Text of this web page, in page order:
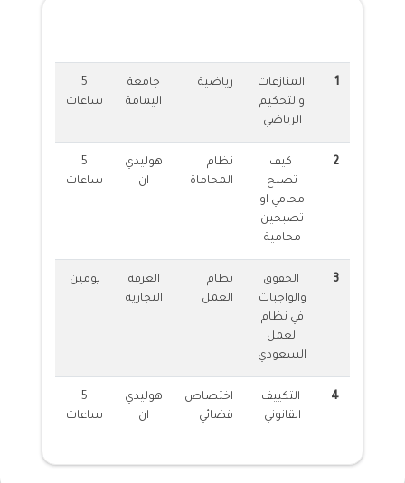
المنازعات
والتحكيم
الرياضي
رياضية
جامعة
اليمامة
ساعات
كيف
تصبح
محامي او
تصبحين
محامية
نظام
المحاماة
هوليدي
ساعات
الحقوق
والواجبات
في نظام
العمل
السعودي
نظام
العمل
الغرفة
التجارية
يومين
التكييف
القانوني
اختصاص
قضائي
هوليدي
ساعات